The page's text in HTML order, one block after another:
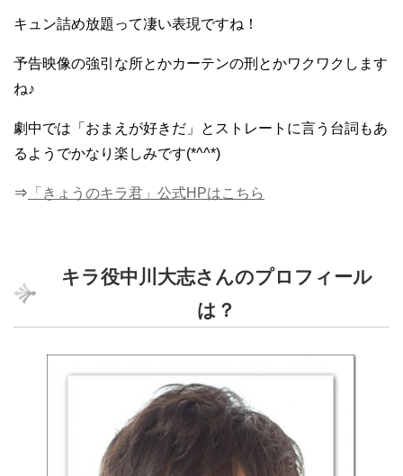
キュン詰め放題って凄い表現ですね！
予告映像の強引な所とかカーテンの刑とかワクワクします
ね♪
劇中では「おまえが好きだ」とストレートに言う台詞もあ
るようでかなり楽しみです(*^^*)
⇒ 「きょうのキラ君」公式HPはこちら
キラ役中川大志さんのプロフィール
は？